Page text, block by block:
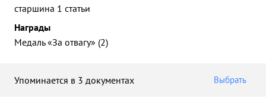
старшина 1 статьи
Награды
Медаль «За отвагу» (2)
Упоминается в 3 документах Выбрать